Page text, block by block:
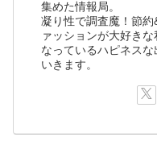
集めた情報局。
凝り性で調査魔！節
ァッションが大好き
なっているハピネス
いきます。